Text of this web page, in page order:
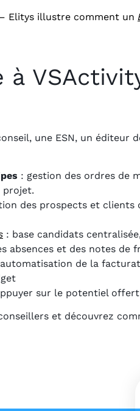
– Elitys illustre comment un
à
une ESN, un éditeur
: gestion des ordres de
projet.
des prospects et clients
: base candidats
absences et des notes de
de la
sur le potentiel
et découvrez